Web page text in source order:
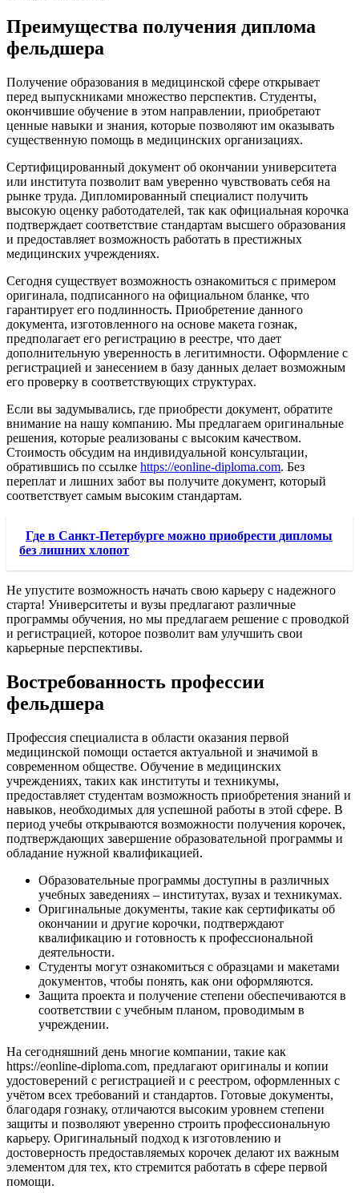
Преимущества получения диплома
фельдшера
Получение образования в медицинской сфере открывает
перед выпускниками множество перспектив. Студенты,
окончившие обучение в этом направлении, приобретают
ценные навыки и знания, которые позволяют им оказывать
существенную помощь в медицинских организациях.
Сертифицированный документ об окончании университета
или института позволит вам уверенно чувствовать себя на
рынке труда. Дипломированный специалист получить
высокую оценку работодателей, так как официальная корочка
подтверждает соответствие стандартам высшего образования
и предоставляет возможность работать в престижных
медицинских учреждениях.
Сегодня существует возможность ознакомиться с примером
оригинала, подписанного на официальном бланке, что
гарантирует его подлинность. Приобретение данного
документа, изготовленного на основе макета гознак,
предполагает его регистрацию в реестре, что дает
дополнительную уверенность в легитимности. Оформление с
регистрацией и занесением в базу данных делает возможным
его проверку в соответствующих структурах.
Если вы задумывались, где приобрести документ, обратите
внимание на нашу компанию. Мы предлагаем оригинальные
решения, которые реализованы с высоким качеством.
Стоимость обсудим на индивидуальной консультации,
обратившись по ссылке https://eonline-diploma.com. Без
переплат и лишних забот вы получите документ, который
соответствует самым высоким стандартам.
Где в Санкт-Петербурге можно приобрести дипломы
без лишних хлопот
Не упустите возможность начать свою карьеру с надежного
старта! Университеты и вузы предлагают различные
программы обучения, но мы предлагаем решение с проводкой
и регистрацией, которое позволит вам улучшить свои
карьерные перспективы.
Востребованность профессии
фельдшера
Профессия специалиста в области оказания первой
медицинской помощи остается актуальной и значимой в
современном обществе. Обучение в медицинских
учреждениях, таких как институты и техникумы,
предоставляет студентам возможность приобретения знаний и
навыков, необходимых для успешной работы в этой сфере. В
период учебы открываются возможности получения корочек,
подтверждающих завершение образовательной программы и
обладание нужной квалификацией.
Образовательные программы доступны в различных
учебных заведениях – институтах, вузах и техникумах.
Оригинальные документы, такие как сертификаты об
окончании и другие корочки, подтверждают
квалификацию и готовность к профессиональной
деятельности.
Студенты могут ознакомиться с образцами и макетами
документов, чтобы понять, как они оформляются.
Защита проекта и получение степени обеспечиваются в
соответствии с учебным планом, проводимым в
учреждении.
На сегодняшний день многие компании, такие как
https://eonline-diploma.com, предлагают оригиналы и копии
удостоверений с регистрацией и с реестром, оформленных с
учётом всех требований и стандартов. Готовые документы,
благодаря гознаку, отличаются высоким уровнем степени
защиты и позволяют уверенно строить профессиональную
карьеру. Оригинальный подход к изготовлению и
достоверность предоставляемых корочек делают их важным
элементом для тех, кто стремится работать в сфере первой
помощи.